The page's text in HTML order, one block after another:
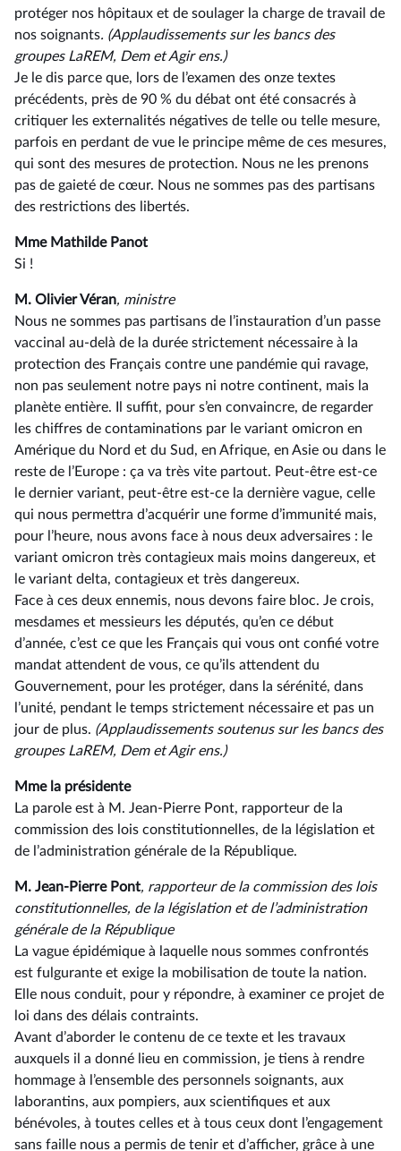
protéger nos hôpitaux et de soulager la charge de travail de
nos soignants. (Applaudissements sur les bancs des
groupes LaREM, Dem et Agir ens.)
Je le dis parce que, lors de l’examen des onze textes
précédents, près de 90 % du débat ont été consacrés à
critiquer les externalités négatives de telle ou telle mesure,
parfois en perdant de vue le principe même de ces mesures,
qui sont des mesures de protection. Nous ne les prenons
pas de gaieté de cœur. Nous ne sommes pas des partisans
des restrictions des libertés.
Mme Mathilde Panot
Si !
M. Olivier Véran, ministre
Nous ne sommes pas partisans de l’instauration d’un passe
vaccinal au-delà de la durée strictement nécessaire à la
protection des Français contre une pandémie qui ravage,
non pas seulement notre pays ni notre continent, mais la
planète entière. Il suffit, pour s’en convaincre, de regarder
les chiffres de contaminations par le variant omicron en
Amérique du Nord et du Sud, en Afrique, en Asie ou dans le
reste de l’Europe : ça va très vite partout. Peut-être est-ce
le dernier variant, peut-être est-ce la dernière vague, celle
qui nous permettra d’acquérir une forme d’immunité mais,
pour l’heure, nous avons face à nous deux adversaires : le
variant omicron très contagieux mais moins dangereux, et
le variant delta, contagieux et très dangereux.
Face à ces deux ennemis, nous devons faire bloc. Je crois,
mesdames et messieurs les députés, qu’en ce début
d’année, c’est ce que les Français qui vous ont confié votre
mandat attendent de vous, ce qu’ils attendent du
Gouvernement, pour les protéger, dans la sérénité, dans
l’unité, pendant le temps strictement nécessaire et pas un
jour de plus. (Applaudissements soutenus sur les bancs des
groupes LaREM, Dem et Agir ens.)
Mme la présidente
La parole est à M. Jean-Pierre Pont, rapporteur de la
commission des lois constitutionnelles, de la législation et
de l’administration générale de la République.
M. Jean-Pierre Pont, rapporteur de la commission des lois
constitutionnelles, de la législation et de l’administration
générale de la République
La vague épidémique à laquelle nous sommes confrontés
est fulgurante et exige la mobilisation de toute la nation.
Elle nous conduit, pour y répondre, à examiner ce projet de
loi dans des délais contraints.
Avant d’aborder le contenu de ce texte et les travaux
auxquels il a donné lieu en commission, je tiens à rendre
hommage à l’ensemble des personnels soignants, aux
laborantins, aux pompiers, aux scientifiques et aux
bénévoles, à toutes celles et à tous ceux dont l’engagement
sans faille nous a permis de tenir et d’afficher, grâce à une